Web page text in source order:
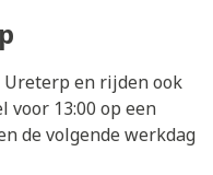
Ureterp en rijden ook
voor 13:00 op een
de volgende werkdag